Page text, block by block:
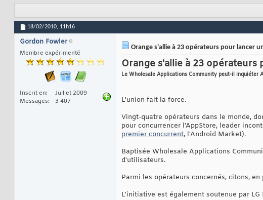
18/02/2010, 11h16
Gordon Fowler
Membre expérimenté
Inscrit en
Juillet 2009
Messages
3 407
Orange s'allie à 23 opérateurs pour lancer
Orange s'allie à 23
Le Wholesale Applications Community peut-il inquiéter
L'union fait la force.
Vingt-quatre opérateurs dans le monde,
pour concurrencer l'AppStore, leader
premier concurrent, l'Android Market).
Baptisée Wholesale Applications
d'utilisateurs.
Parmi les opérateurs concernés, citons,
L'initiative est également soutenue par LG